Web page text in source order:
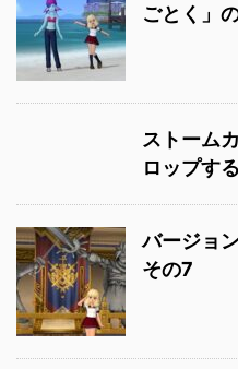
ごとく」
ストーム
ロップす
バージョ
その7